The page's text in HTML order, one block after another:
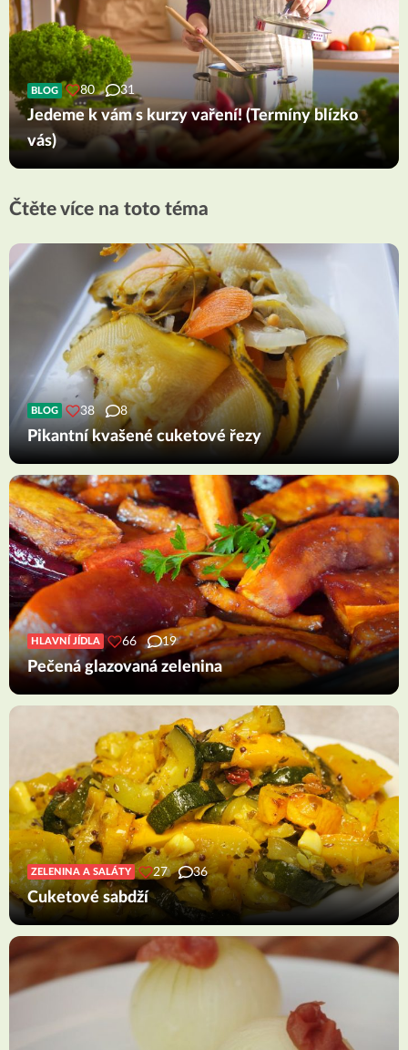
BLOG 80 31
Jedeme k vám s kurzy vaření! (Termíny blízko
vás)
Čtěte více na toto téma
BLOG 38 8
Pikantní kvašené cuketové řezy
HLAVNÍ JÍDLA 66 19
Pečená glazovaná zelenina
ZELENINA A SALÁTY 27 36
Cuketové sabdží